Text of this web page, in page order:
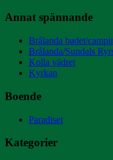
Annat spännande
Brålanda badet/
Brålanda/Sundals
Kolla vädret
Kyrkan
Boende
Paradiset
Kategorier